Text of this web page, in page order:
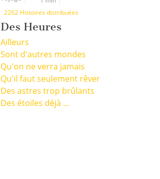
2262 Histoires distribuées
Des Heures
Ailleurs
Sont d'autres mondes
Qu'on ne verra jamais
Qu'il faut seulement rêver
Des astres trop brûlants
Des étoiles déjà ...